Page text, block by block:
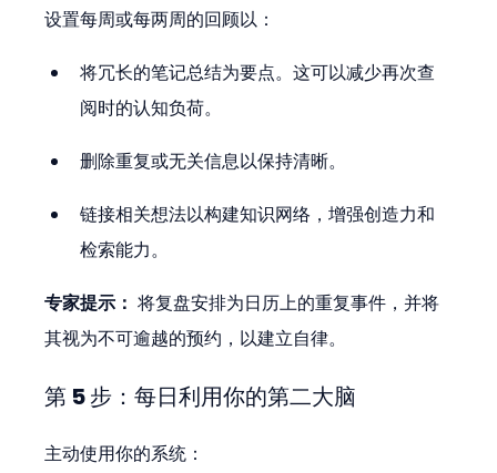
设置每周或每两周的回顾以：
将冗长的笔记总结为要点。这可以减少再次查
阅时的认知负荷。
删除重复或无关信息以保持清晰。
链接相关想法以构建知识网络，增强创造力和
检索能力。
专家提示： 将复盘安排为日历上的重复事件，并将
其视为不可逾越的预约，以建立自律。
第 5 步：每日利用你的第二大脑
主动使用你的系统：